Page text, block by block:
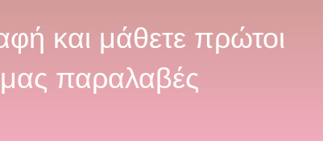
και μάθετε πρώτοι
μας παραλαβές